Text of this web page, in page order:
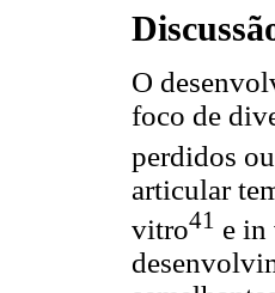
O
foco de
perdidos
articular
vitro41 e